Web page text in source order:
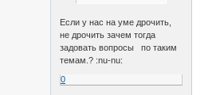
Если у нас на уме дрочить,
не дрочить зачем тогда
задовать вопросы по таким
темам.? :nu-nu:
0